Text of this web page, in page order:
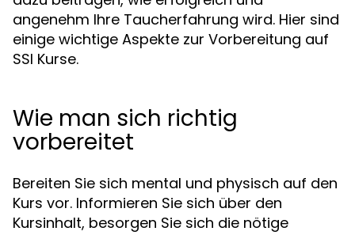
angenehm Ihre Taucherfahrung wird. Hier sind
einige wichtige Aspekte zur Vorbereitung auf
SSI Kurse.
Wie man sich richtig
vorbereitet
Bereiten Sie sich mental und physisch auf den
Kurs vor. Informieren Sie sich über den
Kursinhalt, besorgen Sie sich die nötige